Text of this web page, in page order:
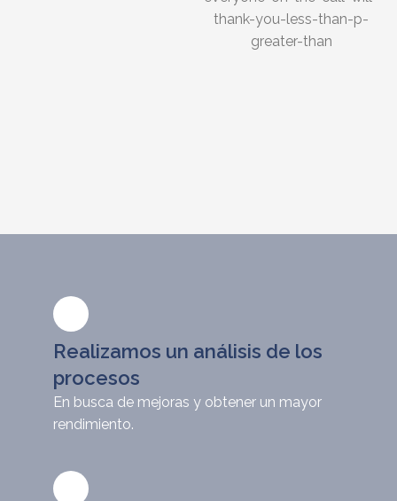
Realizamos un análisis de los
procesos
En busca de mejoras y obtener un mayor
rendimiento.